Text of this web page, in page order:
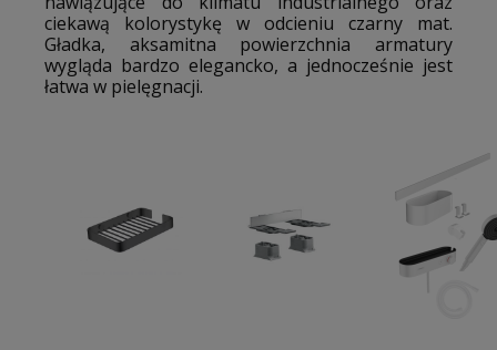
ciekawą kolorystykę w odcieniu czarny mat.
Gładka, aksamitna powierzchnia armatury
wygląda bardzo elegancko, a jednocześnie jest
łatwa w pielęgnacji.